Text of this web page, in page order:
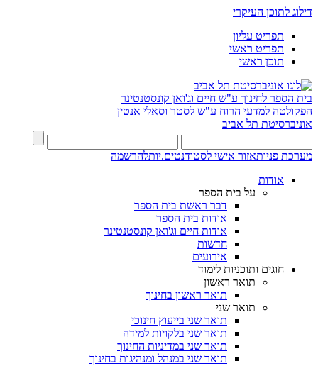
דילוג לתוכן העיקרי
תפריט עליון
תפריט ראשי
תוכן ראשי
בית הספר לחינוך ע"ש חיים וג'ואן קונסטנטינר
הפקולטה למדעי הרוח ע"ש לסטר וסאלי אנטין
אוניברסיטת תל אביב
מערכת פניותאזור אישי לסטודנטים.יותלהרשמה
אודות
על בית הספר
דבר ראשת בית הספר
אודות בית הספר
אודות חיים וג'ואן קונסטנטינר
חדשות
אירועים
חוגים ותוכניות לימוד
תואר ראשון
תואר ראשון בחינוך
תואר שני
תואר שני בייעוץ חינוכי
תואר שני בלקויות למידה
תואר שני במדיניות החינוך
תואר שני במנהל ומנהיגות בחינוך